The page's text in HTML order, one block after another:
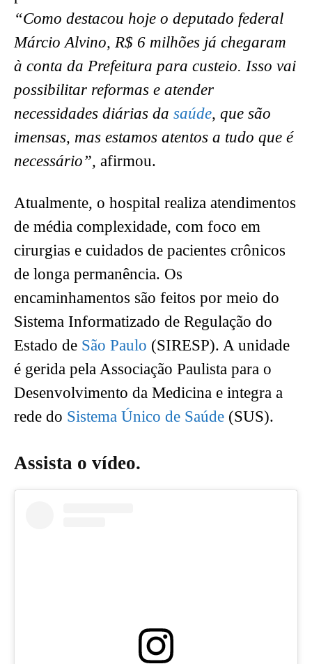
“Como destacou hoje o deputado federal
Márcio Alvino, R$ 6 milhões já chegaram
à conta da Prefeitura para custeio. Isso vai
possibilitar reformas e atender
necessidades diárias da saúde, que são
imensas, mas estamos atentos a tudo que é
necessário”, afirmou.
Atualmente, o hospital realiza atendimentos
de média complexidade, com foco em
cirurgias e cuidados de pacientes crônicos
de longa permanência. Os
encaminhamentos são feitos por meio do
Sistema Informatizado de Regulação do
Estado de São Paulo (SIRESP). A unidade
é gerida pela Associação Paulista para o
Desenvolvimento da Medicina e integra a
rede do Sistema Único de Saúde (SUS).
Assista o vídeo.